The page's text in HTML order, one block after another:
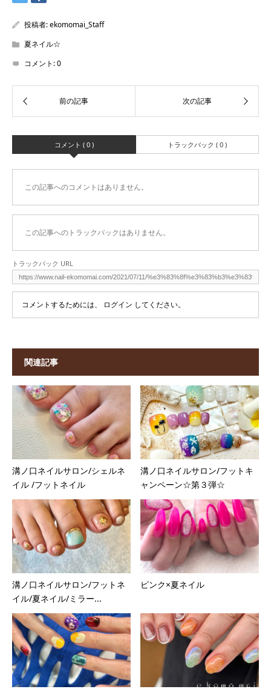
投稿者:ekomomai_Staff
夏ネイル☆
コメント:0
コメント ( 0 ) トラックバック ( 0 )
この記事へのコメントはありません。
この記事へのトラックバックはありません。
トラックバック URL
コメントするためには、 ログイン してください。
関連記事
溝ノ口ネイルサロン/シェルネ
イル /フットネイル
溝ノ口ネイルサロン/フットキ
ャンペーン☆第３弾☆
溝ノ口ネイルサロン/フットネ
イル/夏ネイル/ミラー...
ピンク×夏ネイル